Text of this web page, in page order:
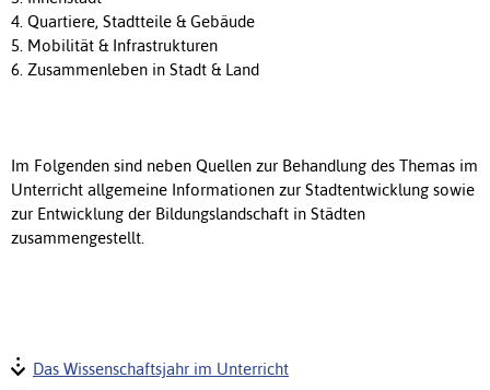
4. Quartiere, Stadtteile & Gebäude
5. Mobilität & Infrastrukturen
6. Zusammenleben in Stadt & Land
Im Folgenden sind neben Quellen zur Behandlung des Themas im
Unterricht allgemeine Informationen zur Stadtentwicklung sowie
zur Entwicklung der Bildungslandschaft in Städten
zusammengestellt.
Das Wissenschaftsjahr im Unterricht